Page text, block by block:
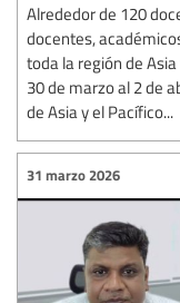
Alrededor de 120
docentes,
toda la región de
30 de marzo al 2 de
de Asia y el Pacífico...
31 marzo 2026